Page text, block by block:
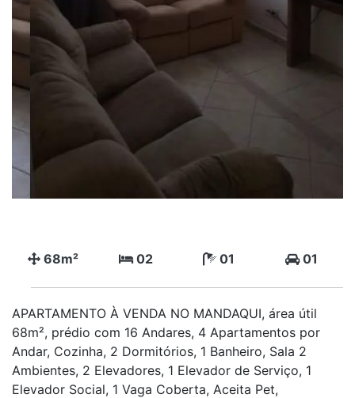
68m² 02 01 01
APARTAMENTO À VENDA NO MANDAQUI, área útil
68m², prédio com 16 Andares, 4 Apartamentos por
Andar, Cozinha, 2 Dormitórios, 1 Banheiro, Sala 2
Ambientes, 2 Elevadores, 1 Elevador de Serviço, 1
Elevador Social, 1 Vaga Coberta, Aceita Pet,